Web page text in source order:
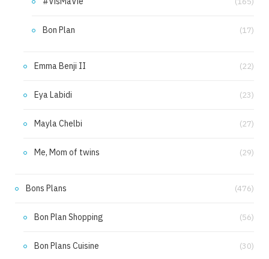
Bon Plan (17)
Emma Benji II (22)
Eya Labidi (23)
Mayla Chelbi (27)
Me, Mom of twins (29)
Bons Plans (476)
Bon Plan Shopping (56)
Bon Plans Cuisine (30)